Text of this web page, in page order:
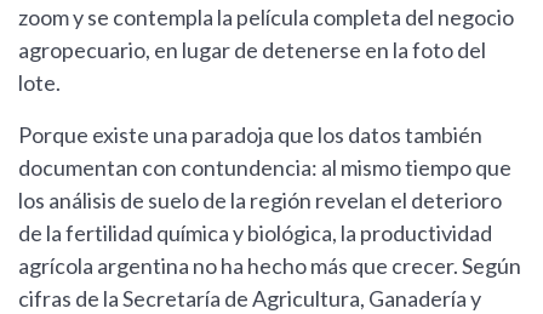
zoom y se contempla la película completa del negocio
agropecuario, en lugar de detenerse en la foto del
lote.
Porque existe una paradoja que los datos también
documentan con contundencia: al mismo tiempo que
los análisis de suelo de la región revelan el deterioro
de la fertilidad química y biológica, la productividad
agrícola argentina no ha hecho más que crecer. Según
cifras de la Secretaría de Agricultura, Ganadería y